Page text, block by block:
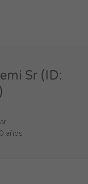
Sr (ID:
años